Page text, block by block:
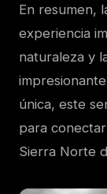
En resumen,
experiencia
naturaleza y
única, este
para
Sierra Norte